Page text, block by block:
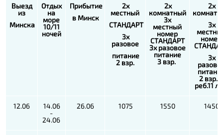
Выезд
из
Минска
Отдых
на
море
10/11
ночей
Прибытие
в Минск
2х
местный
СТАНДАРТ
3х
разовое
питание
2 взр.
2х
комнатный
3х
местный
номер
СТАНДАРТ
3х разовое
питание
3 взр.
2х
3х
номер
3х
2 взр. +
реб.11
12.06
14.06
-
24.06
26.06 1075 1550 1450